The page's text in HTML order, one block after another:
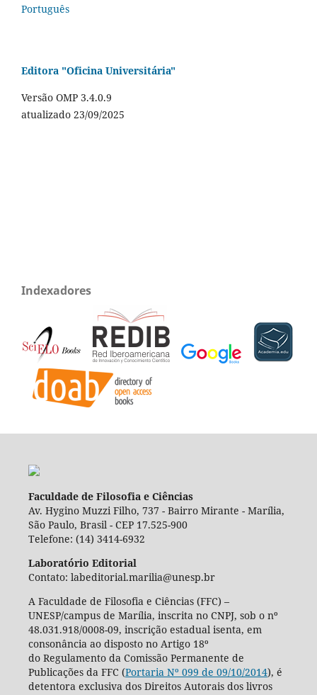
Português
Editora "Oficina Universitária"
Versão OMP 3.4.0.9
atualizado 23/09/2025
Indexadores
Faculdade de Filosofia e Ciências
Av. Hygino Muzzi Filho, 737 - Bairro Mirante - Marília,
São Paulo, Brasil - CEP 17.525-900
Telefone: (14) 3414-6932
Laboratório Editorial
Contato: labeditorial.marilia@unesp.br
A Faculdade de Filosofia e Ciências (FFC) –
UNESP/campus de Marília, inscrita no CNPJ, sob o nº
48.031.918/0008-09, inscrição estadual isenta, em
consonância ao disposto no Artigo 18º
do Regulamento da Comissão Permanente de
Publicações da FFC (Portaria Nº 099 de 09/10/2014), é
detentora exclusiva dos Direitos Autorais dos livros